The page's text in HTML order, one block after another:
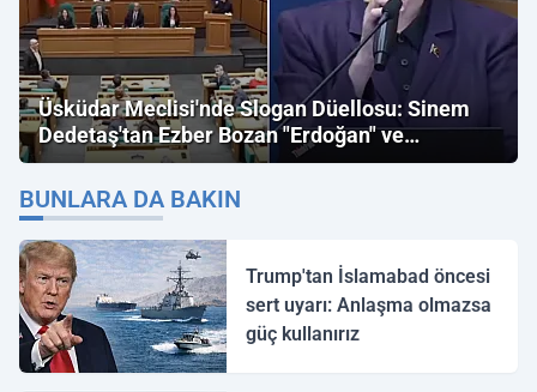
Üsküdar Meclisi'nde Slogan Düellosu: Sinem
Dedetaş'tan Ezber Bozan "Erdoğan" ve
"İmamoğlu" Çıkışı!
BUNLARA DA BAKIN
Trump'tan İslamabad öncesi
sert uyarı: Anlaşma olmazsa
güç kullanırız